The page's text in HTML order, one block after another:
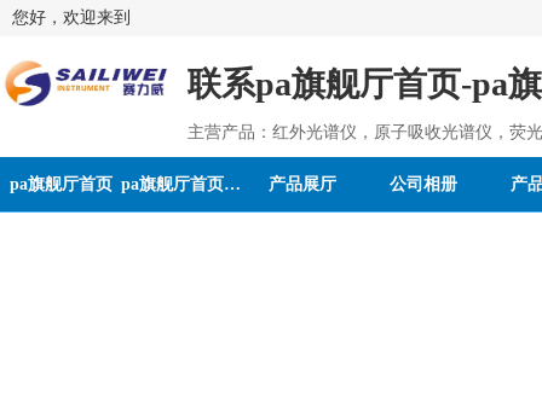
您好，欢迎来到
联系pa旗舰厅首页-pa
主营产品：红外光谱仪，原子吸收光谱仪，荧
pa旗舰厅首页 pa旗舰厅首页的介绍 产品展厅 公司相册 产